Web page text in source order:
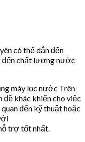
có thể dẫn đến
đến chất lượng nước
máy lọc nước Trên
khác khiến cho việc
đến kỹ thuật hoặc
trợ tốt nhất.